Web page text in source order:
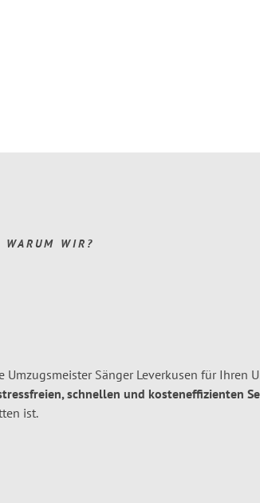
WARUM WIR?
Umzugsmeister Sänger Leverkusen für Ihren
schnellen und kosteneffizienten
ist.